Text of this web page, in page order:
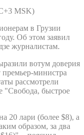
MSK)
в Грузии
Об этом заявил
журналистам.
вотум доверия
министра
рассмотрели
"Свобода, быстрое
20 лари (более $8), а
образом, за два